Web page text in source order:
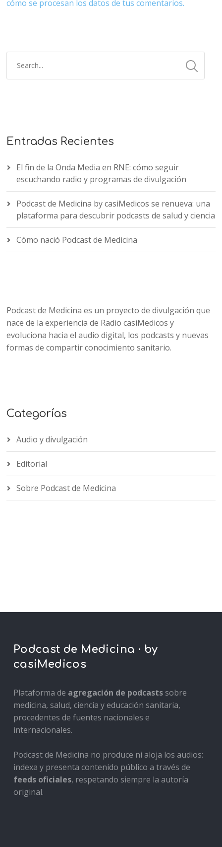
cómo se procesan los datos de tus comentarios.
Entradas Recientes
El fin de la Onda Media en RNE: cómo seguir
escuchando radio y programas de divulgación
Podcast de Medicina by casiMedicos se renueva: una
plataforma para descubrir podcasts de salud y ciencia
Cómo nació Podcast de Medicina
Podcast de Medicina es un proyecto de divulgación que
nace de la experiencia de Radio casiMedicos y
evoluciona hacia el audio digital, los podcasts y nuevas
formas de compartir conocimiento sanitario.
Categorías
Audio y divulgación
Editorial
Sobre Podcast de Medicina
Podcast de Medicina · by
casiMedicos
Plataforma de agregación de podcastssobre
medicina, salud, ciencia y educación sanitaria,
procedentes de fuentes nacionales e
internacionales.
Podcast de Medicina no produce ni aloja los audios:
indexa y presenta contenido público a través de
feeds oficiales, respetando siempre la autoría
original.